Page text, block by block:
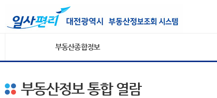
부동산종합정보
부동산정보 통합 열람